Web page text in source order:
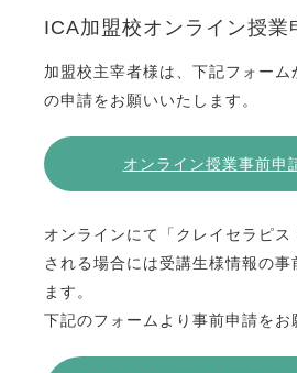
ICA加盟校オンライン授業
加盟校主宰者様は、下記フォー
の申請をお願いいたします。
オンライン授業事前申
オンラインにて「クレイセラピ
される場合には受講生様情報の事
ます。
下記のフォームより事前申請をお